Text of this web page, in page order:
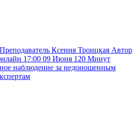
Преподаватель Ксения Троицкая Автор
17:00 09 Июня 120 Минут
наблюдение за недоношенным